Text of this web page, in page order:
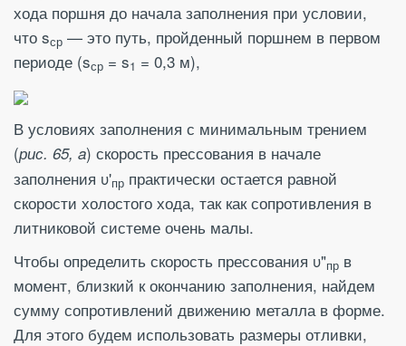
хода поршня до начала заполнения при условии,
что sср — это путь, пройденный поршнем в первом
периоде (sср = s1 = 0,3 м),
В условиях заполнения с минимальным трением
(рис. 65, a) скорость прессования в начале
заполнения υ'пр практически остается равной
скорости холостого хода, так как сопротивления в
литниковой системе очень малы.
Чтобы определить скорость прессования υ"пр в
момент, близкий к окончанию заполнения, найдем
сумму сопротивлений движению металла в форме.
Для этого будем использовать размеры отливки,